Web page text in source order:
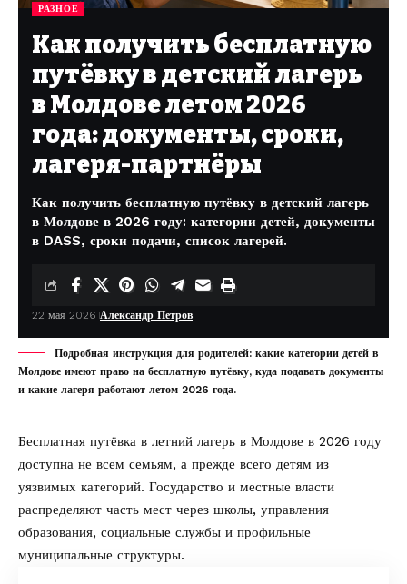
РАЗНОЕ
Как получить бесплатную
путёвку в детский лагерь
в Молдове летом 2026
года: документы, сроки,
лагеря-партнёры
Как получить бесплатную путёвку в детский лагерь
в Молдове в 2026 году: категории детей, документы
в DASS, сроки подачи, список лагерей.
22 мая 2026 Александр Петров
Подробная инструкция для родителей: какие категории детей в
Молдове имеют право на бесплатную путёвку, куда подавать документы
и какие лагеря работают летом 2026 года.
Бесплатная путёвка в летний лагерь в Молдове в 2026 году
доступна не всем семьям, а прежде всего детям из
уязвимых категорий. Государство и местные власти
распределяют часть мест через школы, управления
образования, социальные службы и профильные
муниципальные структуры.